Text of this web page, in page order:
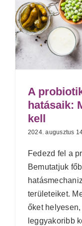
A
hatásaik:
kell
2024. augusztus
Fedezd fel a
Bemutatjuk
területeiket.
őket
leggyakoribb